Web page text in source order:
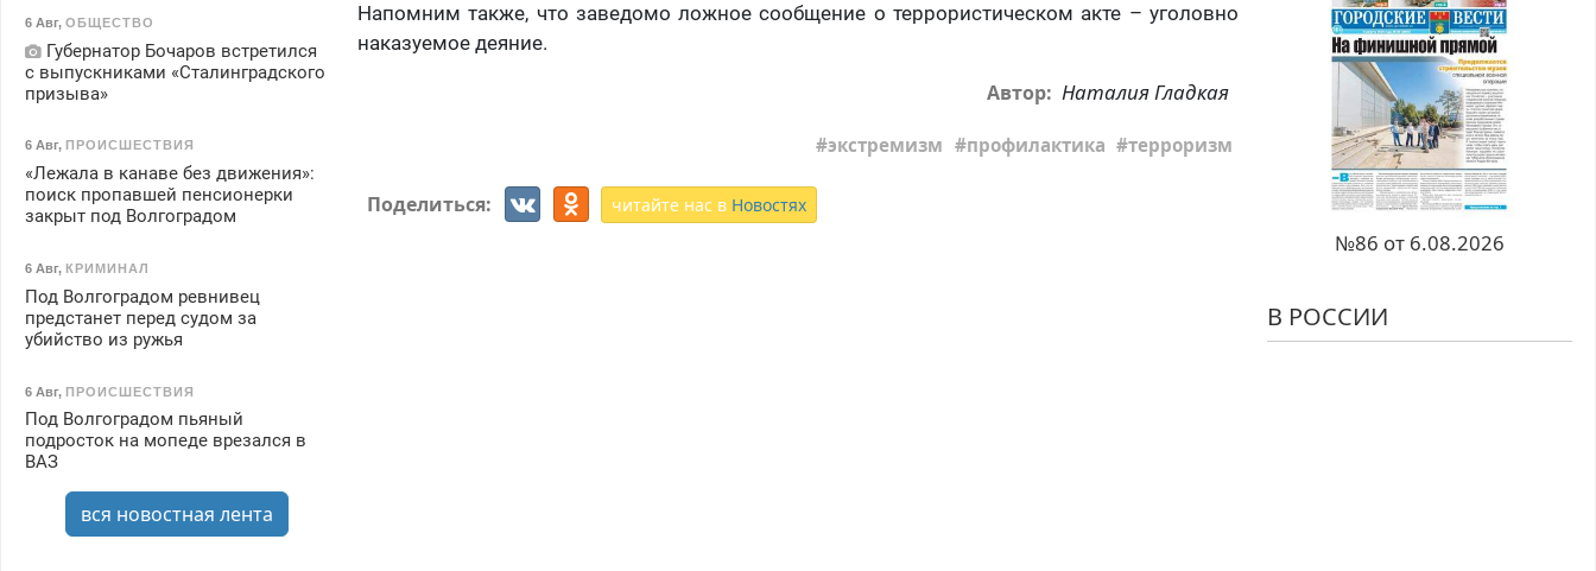
Напомним также, что заведомо ложное сообщение о террористическом акте – уголовно
наказуемое деяние.
Автор: Наталия Гладкая
экстремизм профилактика терроризм
Поделиться: читайте нас в Новостях
6 Авг, ОБЩЕСТВО
Губернатор Бочаров встретился
с выпускниками «Сталинградского
призыва»
6 Авг, ПРОИСШЕСТВИЯ
«Лежала в канаве без движения»:
поиск пропавшей пенсионерки
закрыт под Волгоградом
6 Авг, КРИМИНАЛ
Под Волгоградом ревнивец
предстанет перед судом за
убийство из ружья
6 Авг, ПРОИСШЕСТВИЯ
Под Волгоградом пьяный
подросток на мопеде врезался в
ВАЗ
вся новостная лента
№86 от 6.08.2026
В РОССИИ